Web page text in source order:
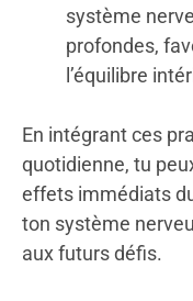
système
profondes,
l’équilibre
En intégrant ces
quotidienne, tu
effets immédiats
ton système
aux futurs défis.